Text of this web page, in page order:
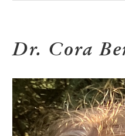
Dr. Cora